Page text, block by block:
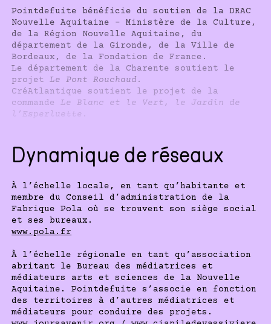
Pointdefuite bénéficie du soutien de la DRAC
Nouvelle Aquitaine – Ministère de la Culture,
de la Région Nouvelle Aquitaine, du
département de la Gironde, de la Ville de
Bordeaux, de la Fondation de France.
Le département de la Charente soutient le
projetLe Pont Rouchaud.
CréAtlantique soutient le projet de la
commandeLe Blanc et le Vert, le Jardin de
l’Esperluette.
Dynamique de réseaux
À l’échelle locale, en tant qu’habitante et
membre du Conseil d’administration de la
Fabrique Pola où se trouvent son siège social
et ses bureaux.
www.pola.fr
À l’échelle régionale en tant qu’association
abritant le Bureau des médiatrices et
médiateurs arts et sciences de la Nouvelle
Aquitaine. Pointdefuite s’associe en fonction
des territoires à d’autres médiatrices et
médiateurs pour conduire des projets.